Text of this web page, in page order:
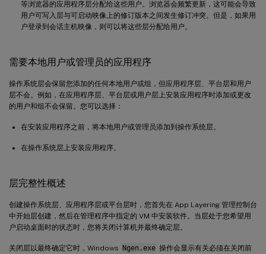
等浏览器的应用程序层分配给这些用户。浏览器会频繁更新，这可能会导致
用户可写入层与可启动映像上的修订版本之间发生修订冲突。但是，如果用
户登录到会话主机映像，则可以将这些层分配给用户。
需要本地用户或管理员的应用程序
操作系统层会保留您添加的任何本地用户或组，但应用程序层、平台层和用户
层不会。例如，在应用程序层、平台层或用户层上安装应用程序时添加或更改
的用户和组不会保留。您可以选择：
在安装应用程序之前，将本地用户或管理员添加到操作系统层。
在操作系统层上安装应用程序。
层完整性概述
创建操作系统层、应用程序层或平台层时，您首先在 App Layering 管理控制台
中开始层创建，然后在管理程序中指定的 VM 中安装软件。当层处于您希望用
户启动桌面时的状态时，您将关闭计算机并最终确定层。
关闭层以最终确定它时，Windows Ngen.exe 操作会显示有关必须在关闭前